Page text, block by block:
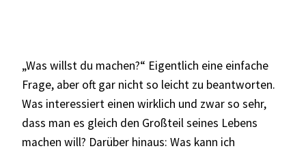
„Was willst du machen?“ Eigentlich eine einfache
Frage, aber oft gar nicht so leicht zu beantworten.
Was interessiert einen wirklich und zwar so sehr,
dass man es gleich den Großteil seines Lebens
machen will? Darüber hinaus: Was kann ich